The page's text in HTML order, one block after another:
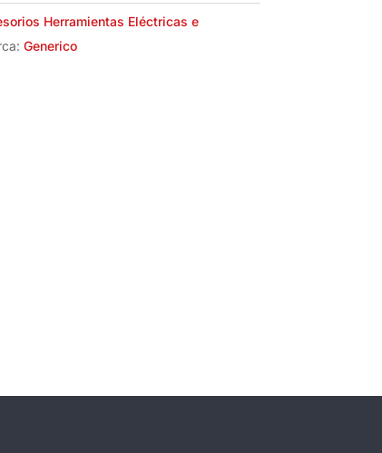
Herramientas Eléctricas e
Generico